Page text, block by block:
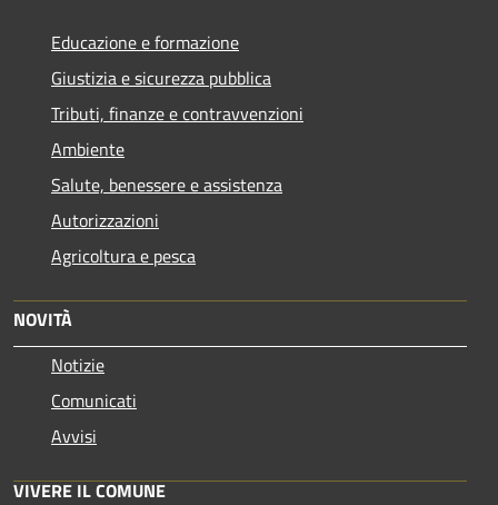
Educazione e formazione
Giustizia e sicurezza pubblica
Tributi, finanze e contravvenzioni
Ambiente
Salute, benessere e assistenza
Autorizzazioni
Agricoltura e pesca
NOVITÀ
Notizie
Comunicati
Avvisi
VIVERE IL COMUNE